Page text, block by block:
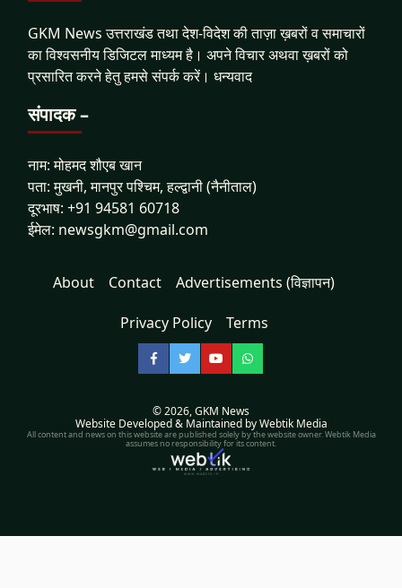
GKM News उत्तराखंड तथा देश-विदेश की ताज़ा ख़बरों व समाचारों
का विश्वसनीय डिजिटल माध्यम है। अपने विचार अथवा ख़बरों को
प्रसारित करने हेतु हमसे संपर्क करें। धन्यवाद
संपादक –
नाम: मोहमद शौएब खान
पता: मुखनी, मानपुर पश्चिम, हल्द्वानी (नैनीताल)
दूरभाष: +91 94581 60718
ईमेल: newsgkm@gmail.com
About Contact Advertisements (विज्ञापन)
Privacy Policy Terms
Facebook
TwitterYouTubeWhatsApp
© 2026,GKM News
Website Developed & Maintained by Webtik Media
All content and news on this website are published solely by the website owner. Webtik Media
assumes no responsibility for its content.